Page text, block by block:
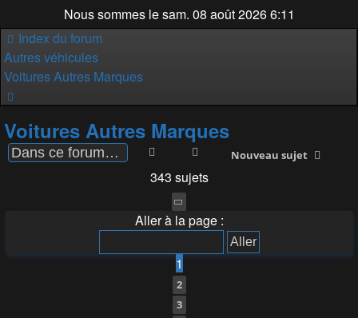
Nous sommes le sam. 08 août 2026 6:11
Index du forum
Autres véhicules
Voitures Autres Marques
Voitures Autres Marques
Nouveau sujet
RechercherRecherche avancée
343 sujets
Page
Aller à la page :
1
2
3